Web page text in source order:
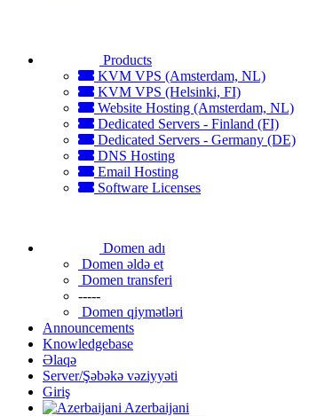
Products
KVM VPS (Amsterdam, NL)
KVM VPS (Helsinki, FI)
Website Hosting (Amsterdam, NL)
Dedicated Servers - Finland (FI)
Dedicated Servers - Germany (DE)
DNS Hosting
Email Hosting
Software Licenses
Domen adı
Domen əldə et
Domen transferi
-----
Domen qiymətləri
Announcements
Knowledgebase
Əlaqə
Server/Şəbəkə vəziyyəti
Giriş
Azerbaijani